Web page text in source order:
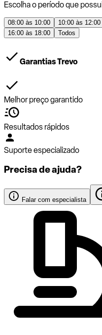
Escolha o período que
08:00 às 10:00 10:00 às 12:00
16:00 às 18:00
Todos
Garantias Trevo
Melhor preço garantido
Resultados rápidos
Suporte especializado
Precisa de ajuda?
Falar com especialista